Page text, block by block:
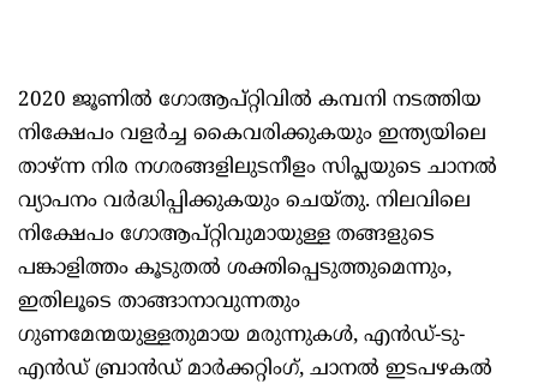
2020 ജൂണിൽ ഗോആപ്‌റ്റിവിൽ കമ്പനി നടത്തിയ
നിക്ഷേപം വളർച്ച കൈവരിക്കുകയും ഇന്ത്യയിലെ
താഴ്ന്ന നിര നഗരങ്ങളിലുടനീളം സിപ്ലയുടെ ചാനൽ
വ്യാപനം വർദ്ധിപ്പിക്കുകയും ചെയ്തു. നിലവിലെ
നിക്ഷേപം ഗോആപ്‌റ്റിവുമായുള്ള തങ്ങളുടെ
പങ്കാളിത്തം കൂടുതൽ ശക്തിപ്പെടുത്തുമെന്നും,
ഇതിലൂടെ താങ്ങാനാവുന്നതും
ഗുണമേന്മയുള്ളതുമായ മരുന്നുകൾ, എൻഡ്-ടു-
എൻഡ് ബ്രാൻഡ് മാർക്കറ്റിംഗ്, ചാനൽ ഇടപഴകൽ